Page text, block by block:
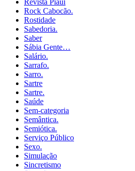
Revista Piaui
Rock Cabocão.
Rostidade
Sabedoria.
Saber
Sábia Gente…
Salário.
Sarrafo.
Sarro.
Sartre
Sartre.
Saúde
Sem-categoria
Semântica.
Semiótica.
Serviço Público
Sexo.
Simulação
Sincretismo